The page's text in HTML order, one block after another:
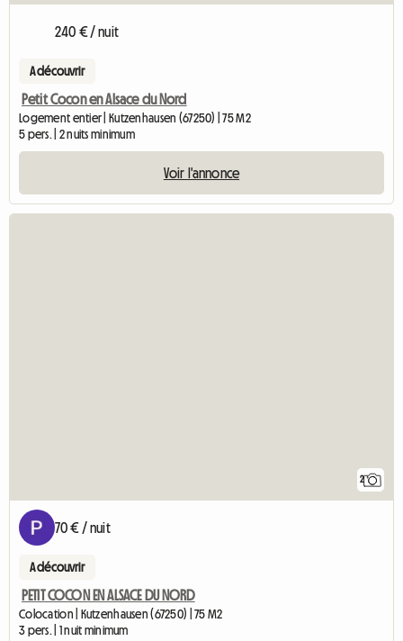
240 € / nuit
A découvrir
Petit Cocon en Alsace du Nord
Logement entier | Kutzenhausen (67250) | 75 M2
5 pers. | 2 nuits minimum
Voir l'annonce
2
70 € / nuit
A découvrir
PETIT COCON EN ALSACE DU NORD
Colocation | Kutzenhausen (67250) | 75 M2
3 pers. | 1 nuit minimum